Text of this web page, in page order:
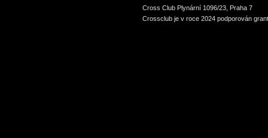
Cross Club Plynární 1096/23, Praha 7
Crossclub je v roce 2024 podporován